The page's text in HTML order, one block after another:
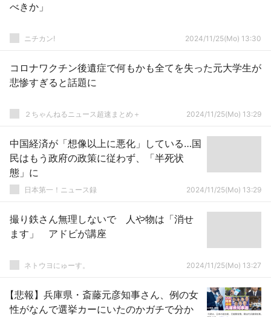
べきか」
ニチカン! 2024/11/25(Mo) 13:30
コロナワクチン後遺症で何もかも全てを失った元大学生が
悲惨すぎると話題に
２ちゃんねるニュース超速まとめ＋ 2024/11/25(Mo) 13:29
中国経済が「想像以上に悪化」している…国
民はもう政府の政策に従わず、「半死状
態」に
日本第一！ニュース録 2024/11/25(Mo) 13:29
撮り鉄さん無理しないで 人や物は「消せ
ます」 アドビが講座
ネトウヨにゅーす。 2024/11/25(Mo) 13:27
【悲報】兵庫県・斎藤元彦知事さん、例の女
性がなんで選挙カーにいたのかガチで分か